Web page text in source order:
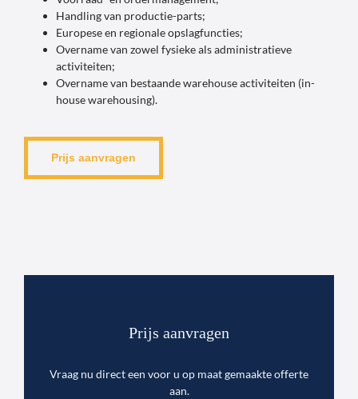
Handling van productie-parts;
Europese en regionale opslagfuncties;
Overname van zowel fysieke als administratieve
activiteiten;
Overname van bestaande warehouse activiteiten (in-
house warehousing).
Prijs aanvragen
Prijs aanvragen
Vraag nu direct een voor u op maat gemaakte offerte
aan.